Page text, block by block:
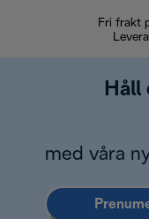
Fri frakt
Håll
med våra